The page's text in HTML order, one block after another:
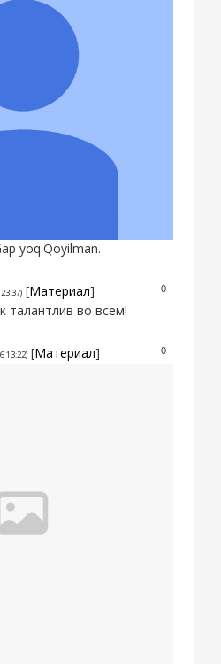
yoq.Qoyilman.
0
[Материал]
талантлив во всем!
0
13:22) [Материал]